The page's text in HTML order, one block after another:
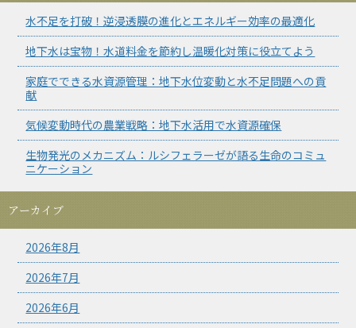
水不足を打破！逆浸透膜の進化とエネルギー効率の最適化
地下水は宝物！水道料金を節約し温暖化対策に役立てよう
家庭でできる水資源管理：地下水位変動と水不足問題への貢
献
気候変動時代の農業戦略：地下水活用で水資源確保
生物発光のメカニズム：ルシフェラーゼが語る生命のコミュ
ニケーション
アーカイブ
2026年8月
2026年7月
2026年6月